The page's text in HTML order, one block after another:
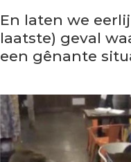
En laten we
laatste) geval
een gênante